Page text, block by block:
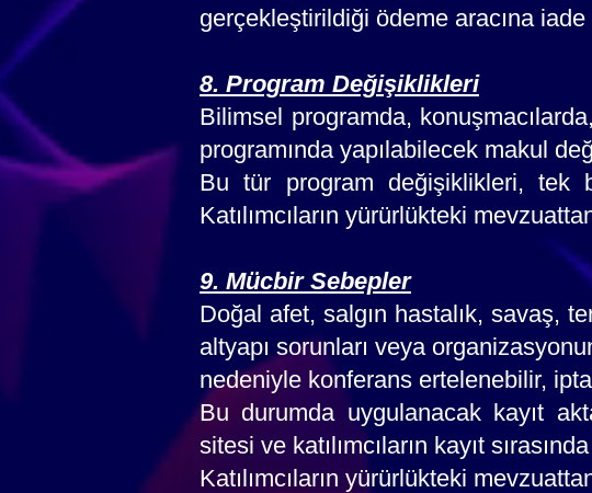
gerçekleştirildiği ödeme aracına iade
8. Program Değişiklikleri
Bilimsel programda,
programında yapılabilecek makul
Bu tür program değişiklikleri, tek
Katılımcıların yürürlükteki
9. Mücbir Sebepler
Doğal afet, salgın hastalık, savaş,
altyapı sorunları veya
nedeniyle konferans ertelenebilir,
Bu durumda uygulanacak kayıt
sitesi ve katılımcıların kayıt
Katılımcıların yürürlükteki